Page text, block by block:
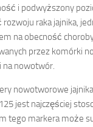
i podwyższony
raka jajnika,
na obecność
przez komórki
na nowotwór.
nowotworowe
jest najczęściej
tego markera może